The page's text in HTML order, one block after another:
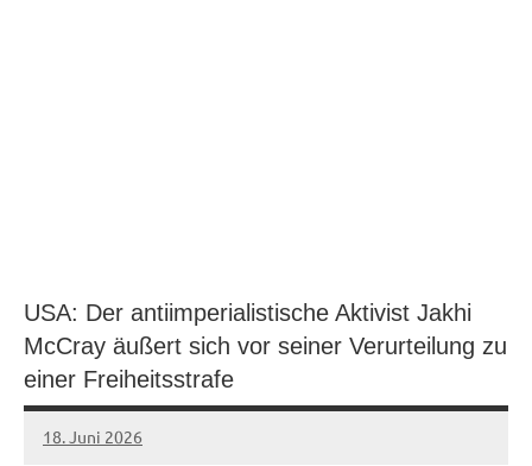
USA: Der antiimperialistische Aktivist Jakhi
McCray äußert sich vor seiner Verurteilung zu
einer Freiheitsstrafe
18. Juni 2026
network